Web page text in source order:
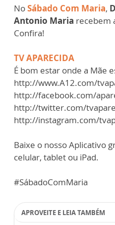
NoSábado Com Maria,
Antonio Maria recebem
Confira!
TV APARECIDA
É bom estar onde a Mãe
http://www.A12.com/
http://facebook.com/
http://twitter.com/
http://instagram.com/
Baixe o nosso Aplicativo
celular, tablet ou iPad.
#SábadoComMaria
APROVEITE E LEIA TAMBÉM